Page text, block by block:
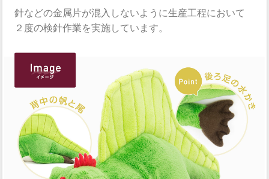
針などの金属片が混入しないように生産工程において
２度の検針作業を実施しています。